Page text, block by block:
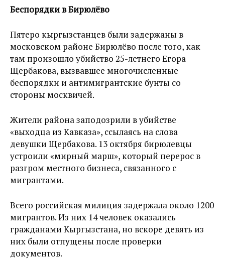
Беспорядки в Бирюлёво
Пятеро кыргызстанцев были задержаны в
московском районе Бирюлёво после того, как
там произошло убийство 25-летнего Егора
Щербакова, вызвавшее многочисленные
беспорядки и антимигрантские бунты со
стороны москвичей.
Жители района заподозрили в убийстве
«выходца из Кавказа», ссылаясь на слова
девушки Щербакова. 13 октября бирюлевцы
устроили «мирный марш», который перерос в
разгром местного бизнеса, связанного с
мигрантами.
Всего российская милиция задержала около 1200
мигрантов. Из них 14 человек оказались
гражданами Кыргызстана, но вскоре девять из
них были отпущены после проверки
документов.